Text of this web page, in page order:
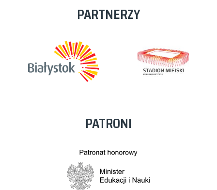
PARTNERZY
PATRONI